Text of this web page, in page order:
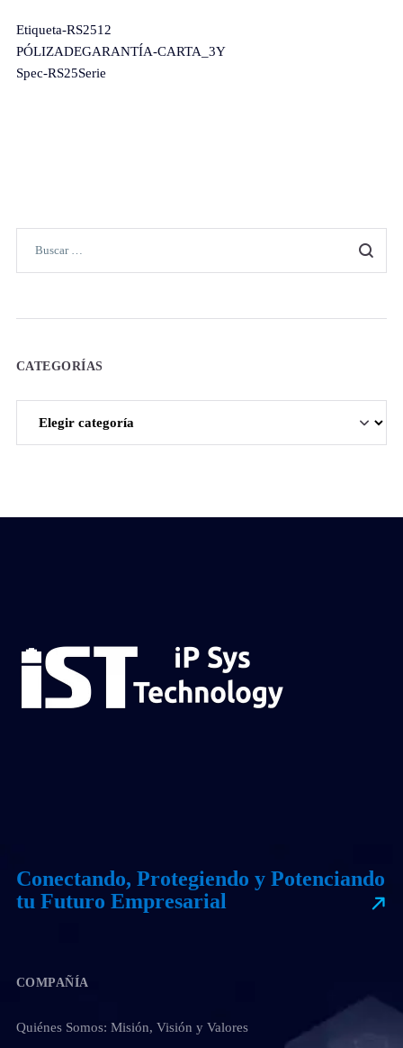
Etiqueta-RS2512
PÓLIZADEGARANTÍA-CARTA_3Y
Spec-RS25Serie
CATEGORÍAS
Conectando, Protegiendo y Potenciando
tu Futuro Empresarial
COMPAÑÍA
Quiénes Somos: Misión, Visión y Valores